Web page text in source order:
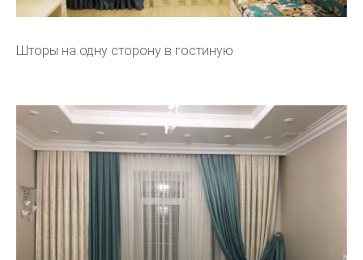
Шторы на одну сторону в гостиную